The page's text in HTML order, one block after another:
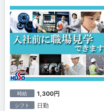
時給 1,300円
シフト 日勤